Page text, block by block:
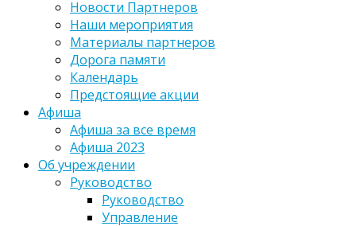
Новости Партнеров
Наши мероприятия
Материалы партнеров
Дорога памяти
Календарь
Предстоящие акции
Афиша
Афиша за все время
Афиша 2023
Об учреждении
Руководство
Руководство
Управление